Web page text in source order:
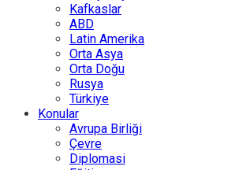
Kafkaslar
ABD
Latin Amerika
Orta Asya
Orta Doğu
Rusya
Türkiye
Konular
Avrupa Birliği
Çevre
Diplomasi